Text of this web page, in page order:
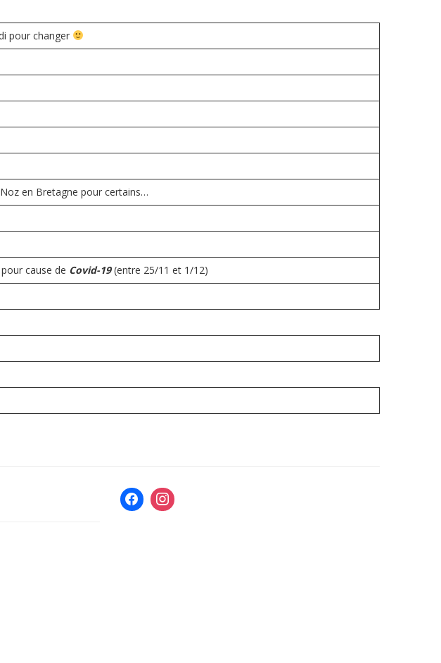
pour changer
en Bretagne pour certains…
cause de Covid-19(entre 25/11 et 1/12)